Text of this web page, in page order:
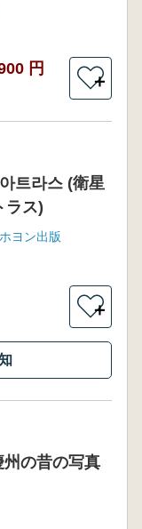
円
＋
트라스 (衛星
ス)
ヨン出版
＋
の昔の写真